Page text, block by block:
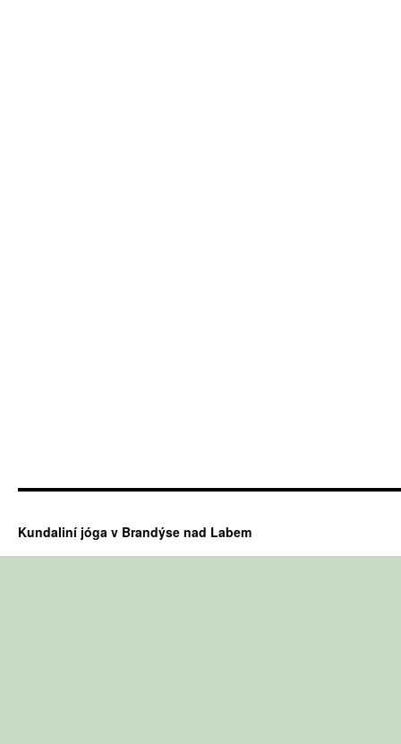
Kundaliní jóga v Brandýse nad Labem